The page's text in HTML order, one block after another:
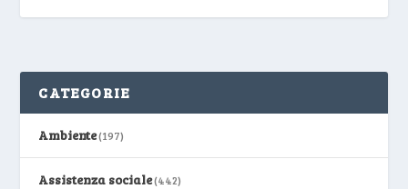
CATEGORIE
Ambiente(197)
Assistenza sociale(442)